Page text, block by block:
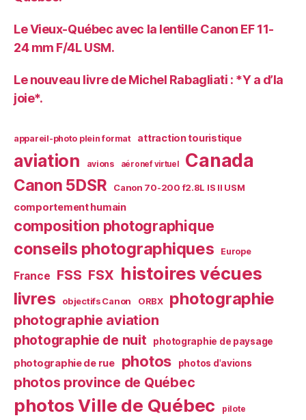
Le Vieux-Québec avec la lentille Canon EF 11-
24 mm F/4L USM.
Le nouveau livre de Michel Rabagliati : *Y a d’la
joie*.
appareil-photo plein format attraction touristique
aviation avions aéronef virtuel Canada
Canon 5DSR Canon 70-200 f2.8L IS II USM
comportement humain
composition photographique
conseils photographiques Europe
France FSS FSX histoires vécues
livres objectifs Canon ORBX photographie
photographie aviation
photographie de nuit
photographie de paysage
photographie de rue photos photos d'avions
photos province de Québec
photos Ville de Québec pilote